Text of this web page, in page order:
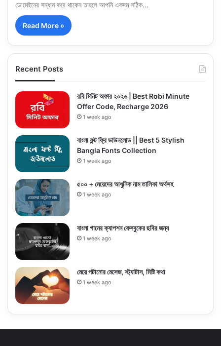
ডোমেইনের সন্ধান করে থাকেন তাহলে আপনি একদম সঠিক…
Read More »
Recent Posts
রবি মিনিট অফার ২০২৬ | Best Robi Minute
Offer Code, Recharge 2026
1 week ago
বাংলা ফন্ট ফ্রি ডাউনলোড || Best 5 Stylish
Bangla Fonts Collection
1 week ago
৫০০ + মেয়েদের আধুনিক নাম তালিকা অর্থসহ
1 week ago
বাংলা গানের ক্যাপশন ফেসবুকের ছবির জন্য
1 week ago
মেয়ে পটানোর মেসেজ, স্ট্যাটাস, মিষ্টি কথা
1 week ago